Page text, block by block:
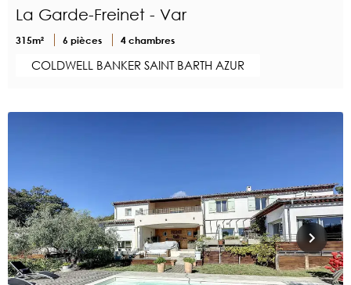
La Garde-Freinet - Var
315m² 6 pièces 4 chambres
COLDWELL BANKER SAINT BARTH AZUR